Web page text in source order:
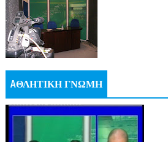
AΘΛΗΤΙΚΗ ΓΝΩΜΗ